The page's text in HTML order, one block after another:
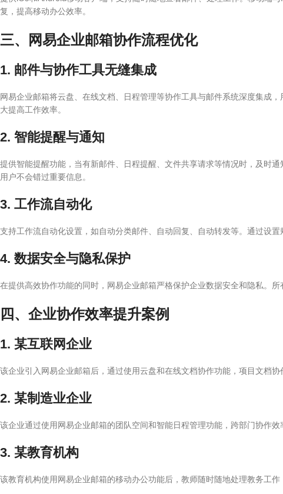
复，提高移动办公效率。
三、网易企业邮箱协作流程优化
1. 邮件与协作工具无缝集成
网易企业邮箱将云盘、在线文档、日程管理等协作工具与邮件系统深度集成
大提高工作效率。
2. 智能提醒与通知
提供智能提醒功能，当有新邮件、日程提醒、文件共享请求等情况时，及时
用户不会错过重要信息。
3. 工作流自动化
支持工作流自动化设置，如自动分类邮件、自动回复、自动转发等。通过设置
4. 数据安全与隐私保护
在提供高效协作功能的同时，网易企业邮箱严格保护企业数据安全和隐私。
四、企业协作效率提升案例
1. 某互联网企业
该企业引入网易企业邮箱后，通过使用云盘和在线文档协作功能，项目文档协
2. 某制造业企业
该企业通过使用网易企业邮箱的团队空间和智能日程管理功能，跨部门协作效
3. 某教育机构
该教育机构使用网易企业邮箱的移动办公功能后，教师随时随地处理教务工作